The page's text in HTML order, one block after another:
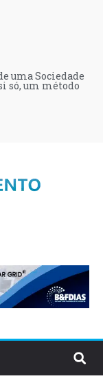
uma Sociedade
só, um método